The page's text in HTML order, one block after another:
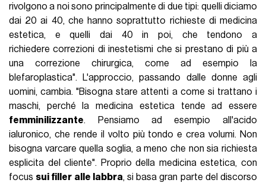
rivolgono a noi sono principalmente di due tipi: quelli diciamo
dai 20 ai 40, che hanno soprattutto richieste di medicina
estetica, e quelli dai 40 in poi, che tendono a
richiedere correzioni di inestetismi che si prestano di più a
una correzione chirurgica, come ad esempio la
blefaroplastica". L'approccio, passando dalle donne agli
uomini, cambia. "Bisogna stare attenti a come si trattano i
maschi, perché la medicina estetica tende ad essere
femminilizzante. Pensiamo ad esempio all'acido
ialuronico, che rende il volto più tondo e crea volumi. Non
bisogna varcare quella soglia, a meno che non sia richiesta
esplicita del cliente". Proprio della medicina estetica, con
focus sui filler alle labbra, si basa gran parte del discorso